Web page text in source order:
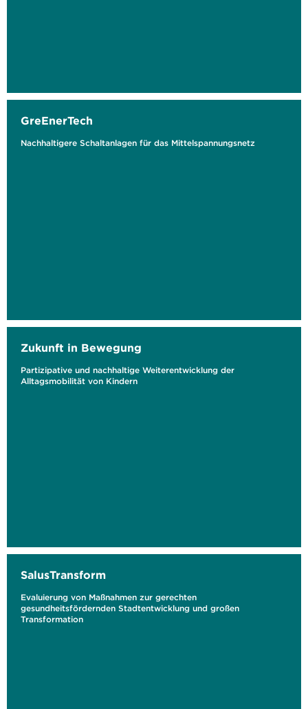
GreEnerTech
Nachhaltigere Schaltanlagen für das Mittelspannungsnetz
Zukunft in Bewegung
Partizipative und nachhaltige Weiterentwicklung der
Alltagsmobilität von Kindern
SalusTransform
Evaluierung von Maßnahmen zur gerechten
gesundheitsfördernden Stadtentwicklung und großen
Transformation